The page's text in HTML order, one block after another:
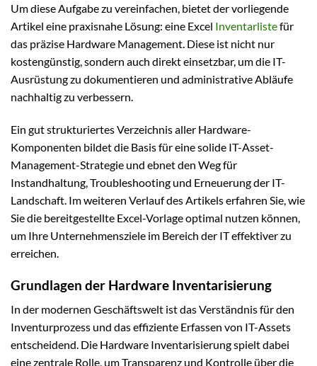
Um diese Aufgabe zu vereinfachen, bietet der vorliegende
Artikel eine praxisnahe Lösung: eine Excel Inventarlistefür
das präzise Hardware Management. Diese ist nicht nur
kostengünstig, sondern auch direkt einsetzbar, um die IT-
Ausrüstung zu dokumentieren und administrative Abläufe
nachhaltig zu verbessern.
Ein gut strukturiertes Verzeichnis aller Hardware-
Komponenten bildet die Basis für eine solide IT-Asset-
Management-Strategie und ebnet den Weg für
Instandhaltung, Troubleshooting und Erneuerung der IT-
Landschaft. Im weiteren Verlauf des Artikels erfahren Sie, wie
Sie die bereitgestellte Excel-Vorlage optimal nutzen können,
um Ihre Unternehmensziele im Bereich der IT effektiver zu
erreichen.
Grundlagen der Hardware Inventarisierung
In der modernen Geschäftswelt ist das Verständnis für den
Inventurprozess und das effiziente Erfassen von IT-Assets
entscheidend. Die Hardware Inventarisierung spielt dabei
eine zentrale Rolle, um Transparenz und Kontrolle über die